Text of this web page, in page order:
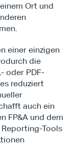
Ort und
einer einzigen
die
oder PDF-
reduziert
auch ein
FP&A und dem
Reporting-Tools